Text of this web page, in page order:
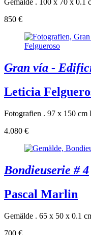
Gemälde . 100 x 70 x 0.1
850 €
Gran vía -
Leticia
Fotografien . 97 x 150 cm
4.080 €
Bondieuserie # 4
Pascal Marlin
Gemälde . 65 x 50 x 0.1
700 €